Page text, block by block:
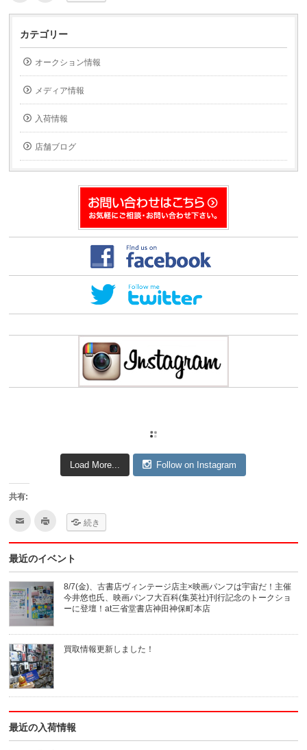
ク
て
友
達
へ
メ
で
送
信
(新
し
い
ィ
ド
ウ
ク
て
印
刷
し
ィ
ン
ド
ウ
で
開
ま
す)
カテゴリー
オークション情報
メディア情報
入荷情報
店舗ブログ
Load More... Follow on Instagram
共有:
ク
し
て
へ
メ
ー
ル
で
送
信
(新
し
い
ウ
ィ
ン
ド
ウ
で
き
ま
す)
ク
し
て
(新
し
い
ウ
ィ
ン
ド
ウ
で
開
き
ま
す)
続き
最近のイベント
8/7(金)、古書店ヴィンテージ店主×映画パンフは宇宙だ！主催
今井悠也氏、映画パンフ大百科(集英社)刊行記念のトークショ
ーに登壇！at三省堂書店神田神保町本店
買取情報更新しました！
最近の入荷情報